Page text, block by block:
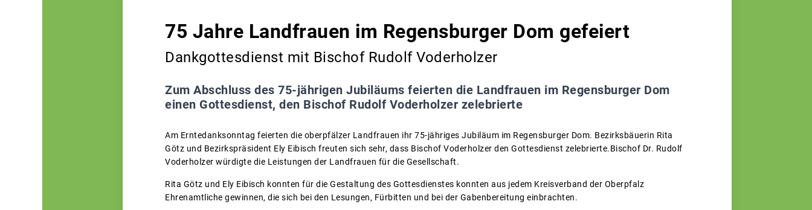
75 Jahre Landfrauen im Regensburger Dom gefeiert
Dankgottesdienst mit Bischof Rudolf Voderholzer
Zum Abschluss des 75-jährigen Jubiläums feierten die Landfrauen im Regensburger Dom
einen Gottesdienst, den Bischof Rudolf Voderholzer zelebrierte
Am Erntedanksonntag feierten die oberpfälzer Landfrauen ihr 75-jähriges Jubiläum im Regensburger Dom. Bezirksbäuerin Rita
Götz und Bezirkspräsident Ely Eibisch freuten sich sehr, dass Bischof Voderholzer den Gottesdienst zelebrierte.Bischof Dr. Rudolf
Voderholzer würdigte die Leistungen der Landfrauen für die Gesellschaft.
Rita Götz und Ely Eibisch konnten für die Gestaltung des Gottesdienstes konnten aus jedem Kreisverband der Oberpfalz
Ehrenamtliche gewinnen, die sich bei den Lesungen, Fürbitten und bei der Gabenbereitung einbrachten.